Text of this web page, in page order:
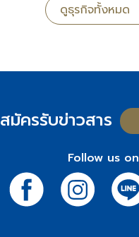
ดูธุรกิจทั้งหมด
สมัครรับข่าวสาร
Follow us on